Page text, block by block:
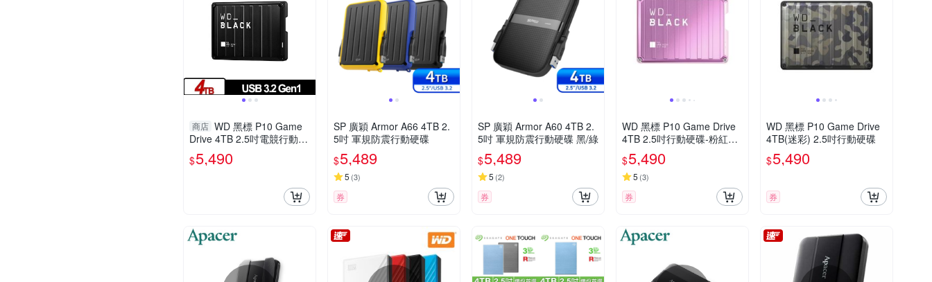
商店 WD 黑標 P10 Game
Drive 4TB 2.5吋電競行動硬
碟
$5,490
SP 廣穎 Armor A66 4TB 2.
5吋 軍規防震行動硬碟
$5,489
5 (3)
券
SP 廣穎 Armor A60 4TB 2.
5吋 軍規防震行動硬碟 黑/綠
$5,489
5 (2)
券
WD 黑標 P10 Game Drive
4TB 2.5吋行動硬碟-粉紅特
仕版
$5,490
5 (3)
券
WD 黑標 P10 Game Drive
4TB(迷彩) 2.5吋行動硬碟
$5,490
券